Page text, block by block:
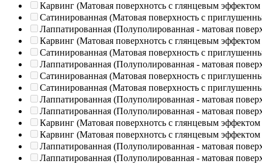
Карвинг (Матовая поверхнотсь с глянцевым эффектом
Сатинированная (Матовая поверхность с
Лаппатированная (Полуполированная - матовая
Карвинг (Матовая поверхнотсь с глянцевым эффектом
Сатинированная (Матовая поверхность с
Лаппатированная (Полуполированная - матовая
Сатинированная (Матовая поверхность с
Сатинированная (Матовая поверхность с
Лаппатированная (Полуполированная - матовая
Лаппатированная (Полуполированная - матовая
Карвинг (Матовая поверхнотсь с глянцевым эффектом
Карвинг (Матовая поверхнотсь с глянцевым эффектом
Лаппатированная (Полуполированная - матовая
Лаппатированная (Полуполированная - матовая